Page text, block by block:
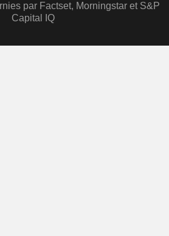
par Factset, Morningstar et S&P
Capital IQ